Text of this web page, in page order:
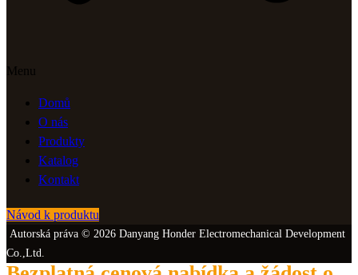
Menu
Domů
O nás
Produkty
Katalog
Kontakt
Návod k produktu
Autorská práva © 2026 Danyang Honder Electromechanical Development
Co.,Ltd.